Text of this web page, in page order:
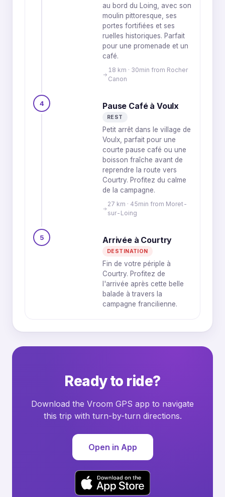
au bord du Loing, avec son
moulin pittoresque, ses
portes fortifiées et ses
ruelles historiques. Parfait
pour une promenade et un
café.
18 km · 30min from Rocher
Canon
4 Pause Café à Voulx
REST
Petit arrêt dans le village de
Voulx, parfait pour une
courte pause café ou une
boisson fraîche avant de
reprendre la route vers
Courtry. Profitez du calme
de la campagne.
27 km · 45min from Moret-
sur-Loing
5 Arrivée à Courtry
DESTINATION
Fin de votre périple à
Courtry. Profitez de
l'arrivée après cette belle
balade à travers la
campagne francilienne.
Ready to ride?
Download the Vroom GPS app to navigate
this trip with turn-by-turn directions.
Open in App